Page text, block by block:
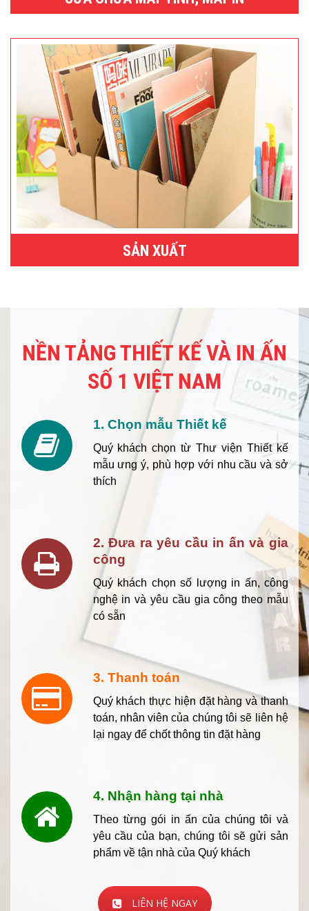
SẢN XUẤT
NỀN TẢNG THIẾT KẾ VÀ IN ẤN
SỐ 1 VIỆT NAM
1. Chọn mẫu Thiết kế
Quý khách chọn từ Thư viện Thiết kế
mẫu ưng ý, phù hợp với nhu cầu và sở
thích
2. Đưa ra yêu cầu in ấn và gia
công
Quý khách chọn số lượng in ấn, công
nghệ in và yêu cầu gia công theo mẫu
có sẵn
3. Thanh toán
Quý khách thực hiện đặt hàng và thanh
toán, nhân viên của chúng tôi sẽ liên hệ
lại ngay để chốt thông tin đặt hàng
4. Nhận hàng tại nhà
Theo từng gói in ấn của chúng tôi và
yêu cầu của bạn, chúng tôi sẽ gửi sản
phẩm về tận nhà của Quý khách
LIÊN HỆ NGAY